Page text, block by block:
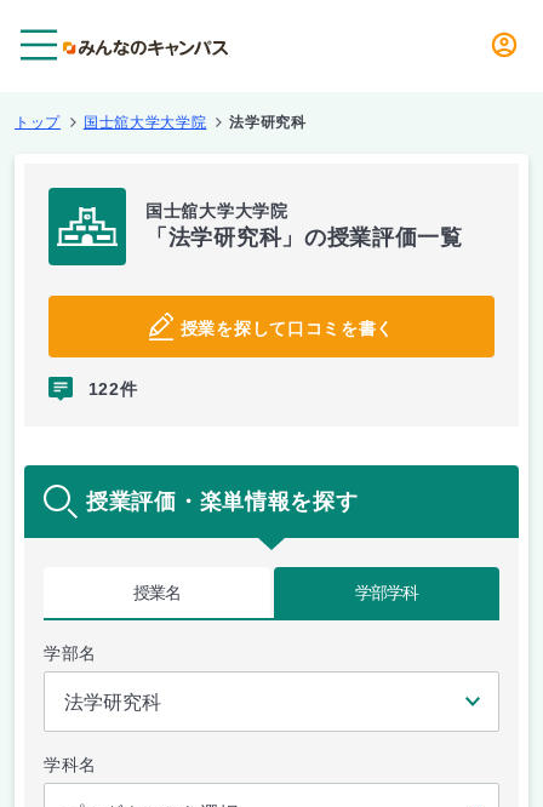
トップ 国士舘大学大学院 法学研究科
国士舘大学大学院
「法学研究科」の授業評価一覧
授業を探して口コミを書く
122件
授業評価・楽単情報を探す
授業名 学部学科
学部名
学科名